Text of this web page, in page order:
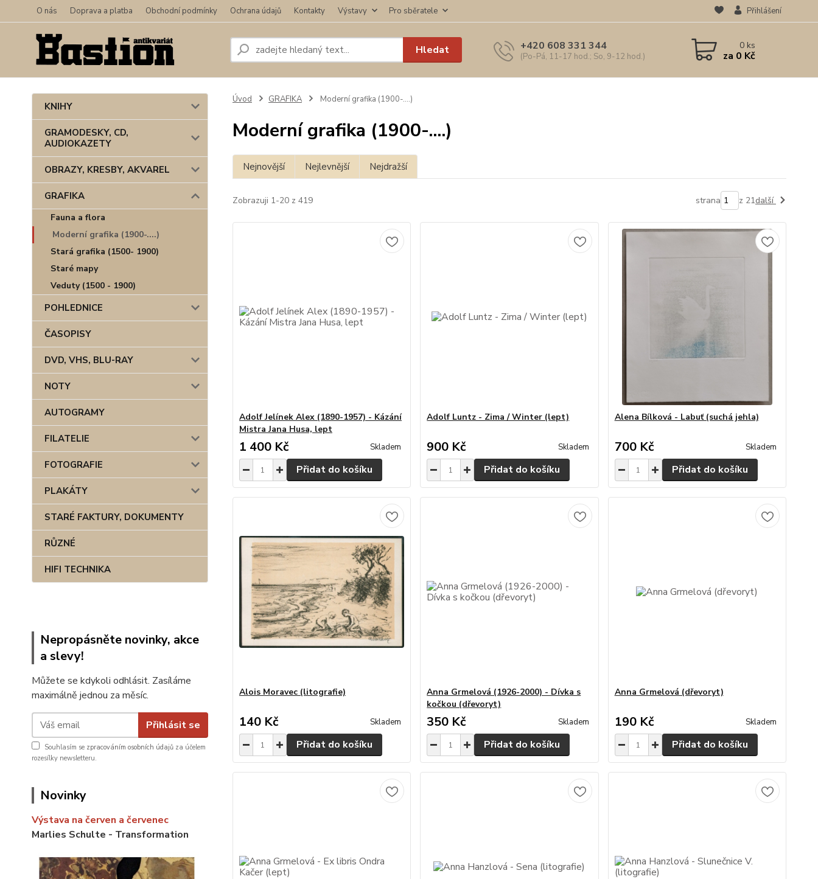
O nás Doprava a platba Obchodní podmínky Ochrana údajů Kontakty Výstavy Pro sběratele Přihlášení
Hledat +420 608 331 344
(Po-Pá, 11-17 hod.; So, 9-12 hod.)
0ks
za 0 Kč
KNIHY
GRAMODESKY, CD,
AUDIOKAZETY
OBRAZY, KRESBY, AKVAREL
GRAFIKA
Fauna a flora
Moderní grafika (1900-....)
Stará grafika (1500- 1900)
Staré mapy
Veduty (1500 - 1900)
POHLEDNICE
ČASOPISY
DVD, VHS, BLU-RAY
NOTY
AUTOGRAMY
FILATELIE
FOTOGRAFIE
PLAKÁTY
STARÉ FAKTURY, DOKUMENTY
RŮZNÉ
HIFI TECHNIKA
Nepropásněte novinky, akce
a slevy!
Můžete se kdykoli odhlásit. Zasíláme
maximálně jednou za měsíc.
Přihlásit se
Souhlasím se zpracováním osobních údajů za účelem
rozesílky newsletteru.
Novinky
Výstava na červen a červenec
Marlies Schulte - Transformation
Úvod GRAFIKA Moderní grafika (1900-....)
Moderní grafika (1900-....)
Nejnovější Nejlevnější Nejdražší
Zobrazuji 1-20 z 419 strana z 21další
Adolf Jelínek Alex (1890-1957) - Kázání
Mistra Jana Husa, lept
1 400 Kč Skladem
Přidat do košíku
Adolf Luntz - Zima / Winter (lept)
900 Kč Skladem
Přidat do košíku
Alena Bílková - Labuť (suchá jehla)
700 Kč Skladem
Přidat do košíku
Alois Moravec (litografie)
140 Kč Skladem
Přidat do košíku
Anna Grmelová (1926-2000) - Dívka s
kočkou (dřevoryt)
350 Kč Skladem
Přidat do košíku
Anna Grmelová (dřevoryt)
190 Kč Skladem
Přidat do košíku